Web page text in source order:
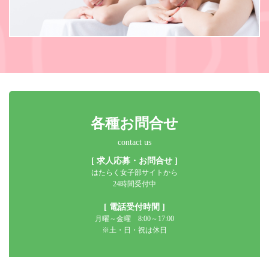
各種お問合せ
contact us
[ 求人応募・お問合せ ]
はたらく女子部サイトから
24時間受付中
[ 電話受付時間 ]
月曜～金曜 8:00～17:00
※土・日・祝は休日